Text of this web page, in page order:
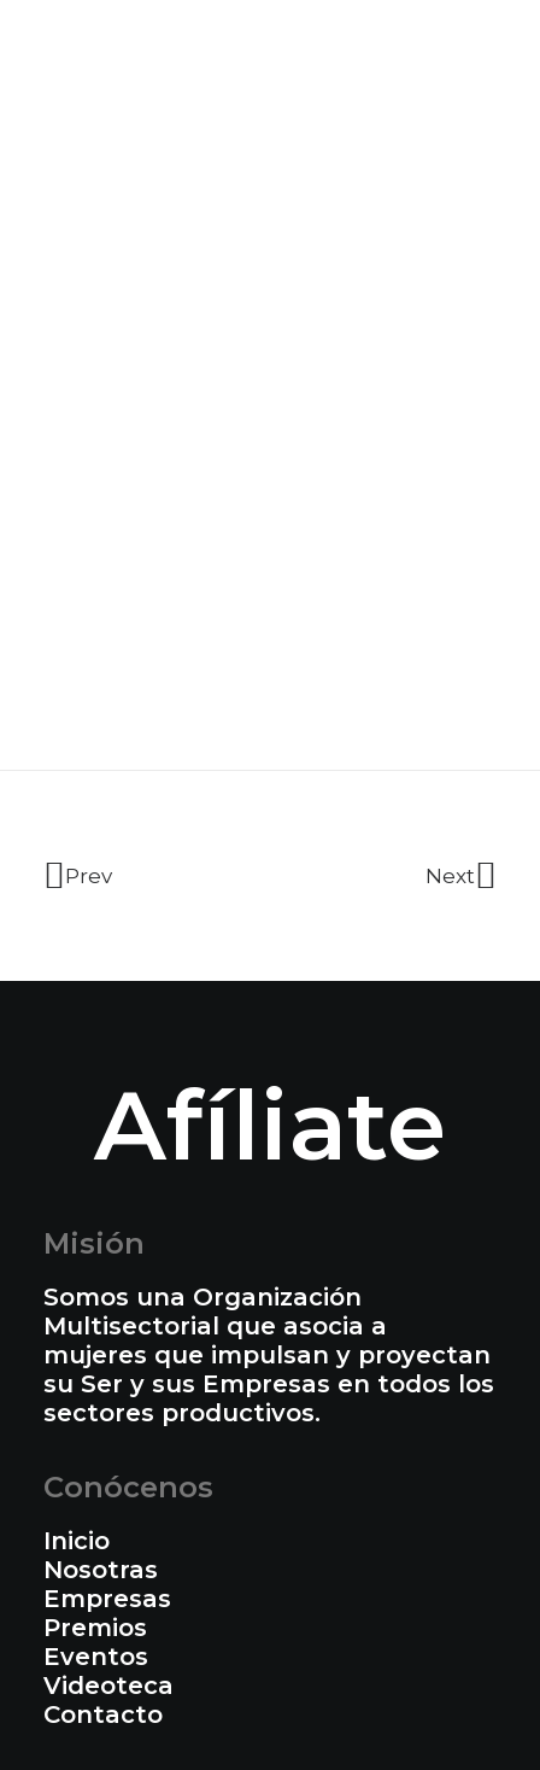
Prev Next
Afíliate
Misión
Somos una Organización
Multisectorial que asocia a
mujeres que impulsan y proyectan
su Ser y sus Empresas en todos los
sectores productivos.
Conócenos
Inicio
Nosotras
Empresas
Premios
Eventos
Videoteca
Contacto